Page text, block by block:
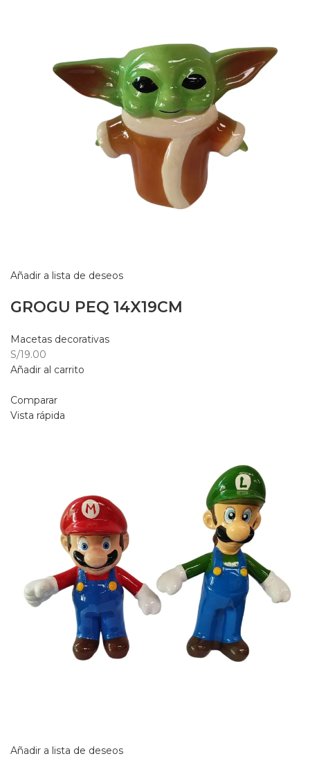
Añadir a lista de deseos
GROGU PEQ 14X19CM
Macetas decorativas
S/19.00
Añadir al carrito
Comparar
Vista rápida
Añadir a lista de deseos